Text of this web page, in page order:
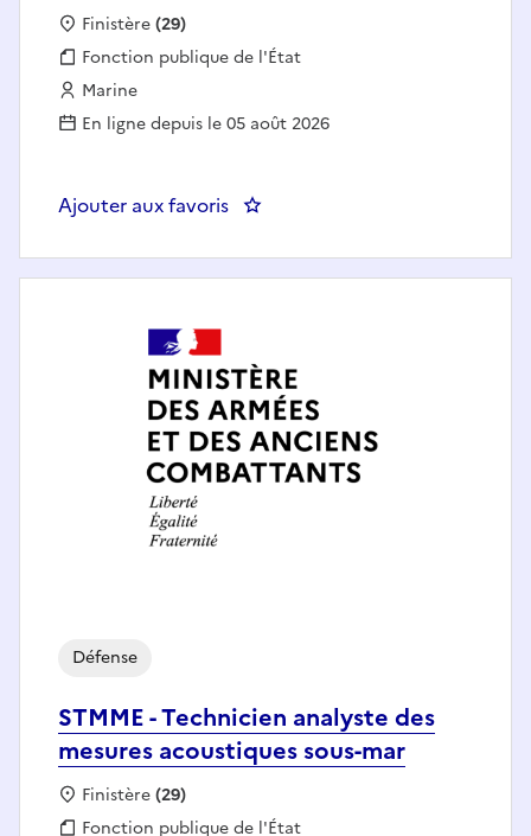
Localisation :
Finistère(29)
Fonction publique :
Fonction publique de l'État
Employeur :
Marine
En ligne depuis le 05 août 2026
Ajouter aux favoris : RESPONSABLE DE CONTRATS
STMME - Technicien analyste des
mesures acoustiques sous-mar
Défense
Localisation :
Finistère(29)
Fonction publique :
Fonction publique de l'État